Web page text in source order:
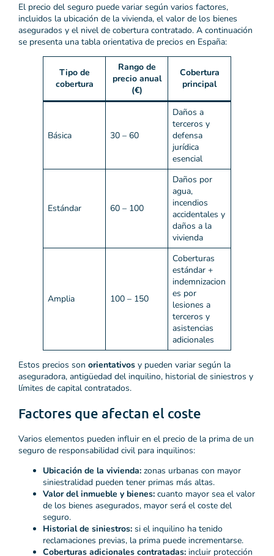
El precio del seguro puede variar según varios factores,
incluidos la ubicación de la vivienda, el valor de los bienes
asegurados y el nivel de cobertura contratado. A continuación
se presenta una tabla orientativa de precios en España:
Tipo de
cobertura
Rango de
precio anual
(€)
Cobertura
principal
Básica 30 – 60
Daños a
terceros y
defensa
jurídica
esencial
Estándar 60 – 100
Daños por
agua,
incendios
accidentales y
daños a la
vivienda
Amplia 100 – 150
Coberturas
estándar +
indemnizacion
es por
lesiones a
terceros y
asistencias
adicionales
Estos precios son orientativos y pueden variar según la
aseguradora, antigüedad del inquilino, historial de siniestros y
límites de capital contratados.
Factores que afectan el coste
Varios elementos pueden influir en el precio de la prima de un
seguro de responsabilidad civil para inquilinos:
Ubicación de la vivienda: zonas urbanas con mayor
siniestralidad pueden tener primas más altas.
Valor del inmueble y bienes: cuanto mayor sea el valor
de los bienes asegurados, mayor será el coste del
seguro.
Historial de siniestros: si el inquilino ha tenido
reclamaciones previas, la prima puede incrementarse.
Coberturas adicionales contratadas: incluir protección